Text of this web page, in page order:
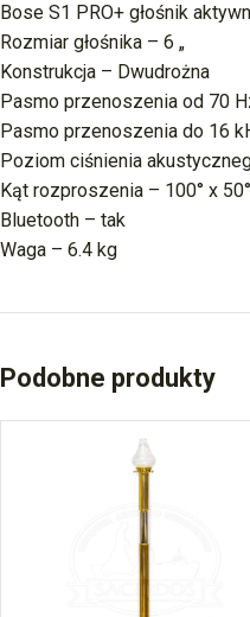
Bose S1 PRO+ głośnik
Rozmiar głośnika – 6 „
Konstrukcja – Dwudrożna
Pasmo przenoszenia od 70
Pasmo przenoszenia do 16
Poziom ciśnienia
Kąt rozproszenia – 100° x 50°
Bluetooth – tak
Waga – 6.4 kg
Podobne produkty